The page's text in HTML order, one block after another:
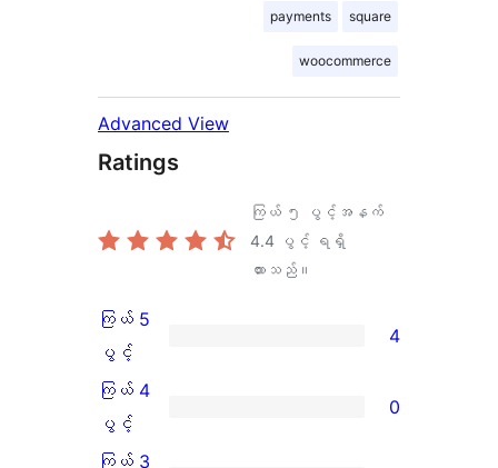
payments square
woocommerce
Advanced View
Ratings
ကြယ် ၅ ပွင့်အနက်
4.4 ပွင့် ရရှိ
ထားသည်။
ကြယ်
5
ပွင့်
အဆင့်
ကြယ် 5
ပွင့်
4
ကြယ်
4
ကြယ် 4
ပွင့်
0
ကြယ် 3